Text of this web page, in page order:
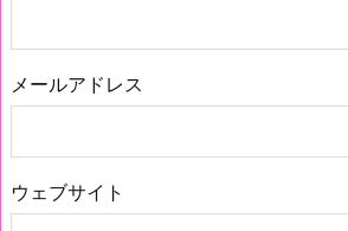
メールアドレス
ウェブサイト